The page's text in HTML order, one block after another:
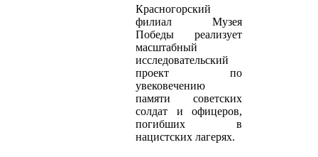
Красногорский
филиал Музея
Победы реализует
масштабный
исследовательский
проект по
увековечению
памяти советских
солдат и офицеров,
погибших в
нацистских лагерях.